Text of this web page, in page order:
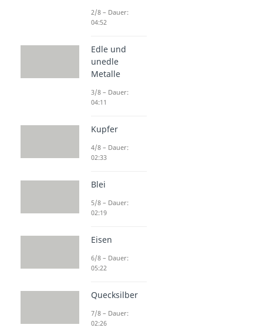
2/8 – Dauer:
04:52
Edle und
unedle
Metalle
3/8 – Dauer:
04:11
Kupfer
4/8 – Dauer:
02:33
Blei
5/8 – Dauer:
02:19
Eisen
6/8 – Dauer:
05:22
Quecksilber
7/8 – Dauer:
02:26